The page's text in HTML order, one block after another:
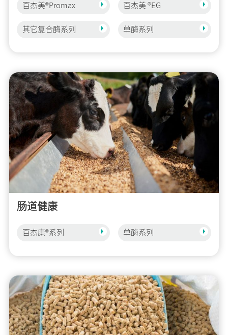
百杰美®Promax 百杰美 ®EG
其它复合酶系列 单酶系列
肠道健康
百杰康®系列 单酶系列